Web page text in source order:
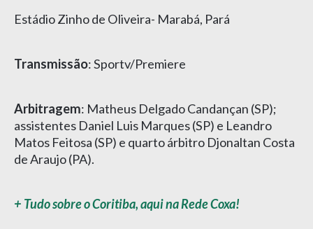
Estádio Zinho de Oliveira- Marabá, Pará
Transmissão: Sportv/Premiere
Arbitragem: Matheus Delgado Candançan (SP);
assistentes Daniel Luis Marques (SP) e Leandro
Matos Feitosa (SP) e quarto árbitro Djonaltan Costa
de Araujo (PA).
+ Tudo sobre o Coritiba, aqui na Rede Coxa!